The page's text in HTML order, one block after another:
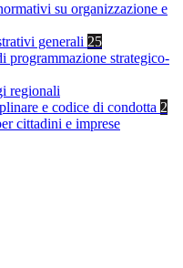
su organizzazione e
generali 25
programmazione strategico-
regionali
e codice di condotta 2
cittadini e imprese